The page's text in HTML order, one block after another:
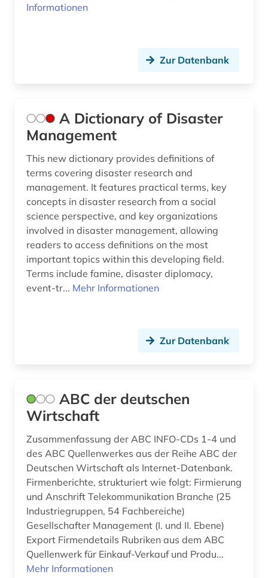
asean-staaten (1)
asien (6)
asien-pazifik (1)
asienforschung (1)
astronomie (1)
asyl (1)
atomkraft (1)
ausfalleffekt (1)
ausgabe (1)
ausland (3)
auslandsinvestition (2)
auslandsschulden (3)
auslandsvermögen (1)
auslandsverschuldung (3)
Makedonien (2)
Malta (3)
Mecklenburg-Vorpommern (4)
Mittelamerika (6)
Moldawien (4)
Monaco (2)
Montenegro (2)
Niederlande (6)
Oesterreich (31)
Osmanisches Reich (1)
Ostasien (5)
Osteuropa (10)
Ostmitteleuropa (4)
Polen (5)
Portugal (3)
Informationen
Zur Datenbank
A Dictionary of Disaster
Management
This new dictionary provides definitions of
terms covering disaster research and
management. It features practical terms, key
concepts in disaster research from a social
science perspective, and key organizations
involved in disaster management, allowing
readers to access definitions on the most
important topics within this developing field.
Terms include famine, disaster diplomacy,
event-tr... Mehr Informationen
Zur Datenbank
ABC der deutschen
Wirtschaft
Zusammenfassung der ABC INFO-CDs 1-4 und
des ABC Quellenwerkes aus der Reihe ABC der
Deutschen Wirtschaft als Internet-Datenbank.
Firmenberichte, strukturiert wie folgt: Firmierung
und Anschrift Telekommunikation Branche (25
Industriegruppen, 54 Fachbereiche)
Gesellschafter Management (I. und II. Ebene)
Export Firmendetails Rubriken aus dem ABC
Quellenwerk für Einkauf-Verkauf und Produ...
Mehr Informationen